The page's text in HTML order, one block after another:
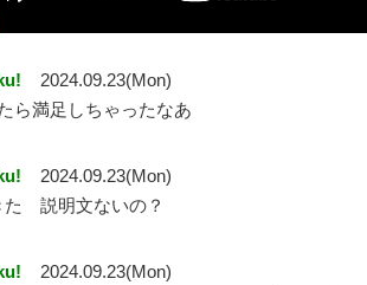
2024.09.23(Mon)
ら満足しちゃったなあ
2024.09.23(Mon)
た 説明文ないの？
2024.09.23(Mon)